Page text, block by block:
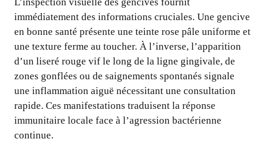
L’inspection visuelle des gencives fournit
immédiatement des informations cruciales. Une gencive
en bonne santé présente une teinte rose pâle uniforme et
une texture ferme au toucher. À l’inverse, l’apparition
d’un liseré rouge vif le long de la ligne gingivale, de
zones gonflées ou de saignements spontanés signale
une inflammation aiguë nécessitant une consultation
rapide. Ces manifestations traduisent la réponse
immunitaire locale face à l’agression bactérienne
continue.